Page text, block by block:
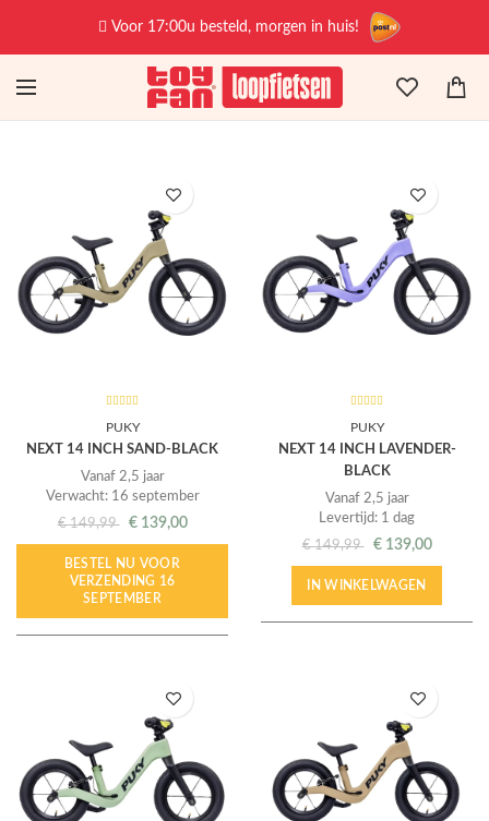
Voor 17:00u besteld, morgen in huis!
PUKY
NEXT 14 INCH SAND-BLACK
Vanaf 2,5 jaar
Verwacht: 16 september
€149,99 € 139,00
BESTEL NU VOOR
VERZENDING 16
SEPTEMBER
PUKY
NEXT 14 INCH LAVENDER-
BLACK
Vanaf 2,5 jaar
Levertijd: 1 dag
€149,99 € 139,00
IN WINKELWAGEN